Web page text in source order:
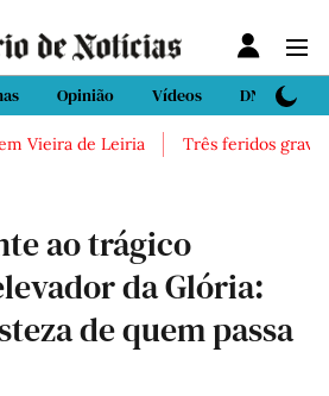
Opinião Vídeos DN Sport
de Leiria Três feridos graves
ao trágico
da Glória:
de quem passa